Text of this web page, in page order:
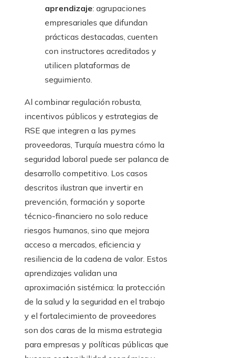
aprendizaje: agrupaciones
empresariales que difundan
prácticas destacadas, cuenten
con instructores acreditados y
utilicen plataformas de
seguimiento.
Al combinar regulación robusta,
incentivos públicos y estrategias de
RSE que integren a las pymes
proveedoras, Turquía muestra cómo la
seguridad laboral puede ser palanca de
desarrollo competitivo. Los casos
descritos ilustran que invertir en
prevención, formación y soporte
técnico-financiero no solo reduce
riesgos humanos, sino que mejora
acceso a mercados, eficiencia y
resiliencia de la cadena de valor. Estos
aprendizajes validan una
aproximación sistémica: la protección
de la salud y la seguridad en el trabajo
y el fortalecimiento de proveedores
son dos caras de la misma estrategia
para empresas y políticas públicas que